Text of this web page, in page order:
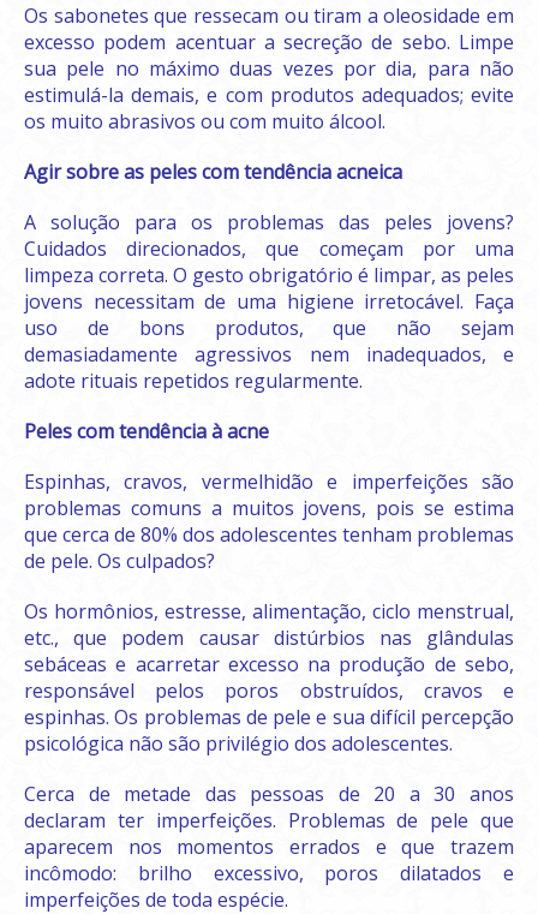
Os sabonetes que ressecam ou tiram a oleosidade em
excesso podem acentuar a secreção de sebo. Limpe
sua pele no máximo duas vezes por dia, para não
estimulá-la demais, e com produtos adequados; evite
os muito abrasivos ou com muito álcool.
Agir sobre as peles com tendência acneica
A solução para os problemas das peles jovens?
Cuidados direcionados, que começam por uma
limpeza correta. O gesto obrigatório é limpar, as peles
jovens necessitam de uma higiene irretocável. Faça
uso de bons produtos, que não sejam
demasiadamente agressivos nem inadequados, e
adote rituais repetidos regularmente.
Peles com tendência à acne
Espinhas, cravos, vermelhidão e imperfeições são
problemas comuns a muitos jovens, pois se estima
que cerca de 80% dos adolescentes tenham problemas
de pele. Os culpados?
Os hormônios, estresse, alimentação, ciclo menstrual,
etc., que podem causar distúrbios nas glândulas
sebáceas e acarretar excesso na produção de sebo,
responsável pelos poros obstruídos, cravos e
espinhas. Os problemas de pele e sua difícil percepção
psicológica não são privilégio dos adolescentes.
Cerca de metade das pessoas de 20 a 30 anos
declaram ter imperfeições. Problemas de pele que
aparecem nos momentos errados e que trazem
incômodo: brilho excessivo, poros dilatados e
imperfeições de toda espécie.